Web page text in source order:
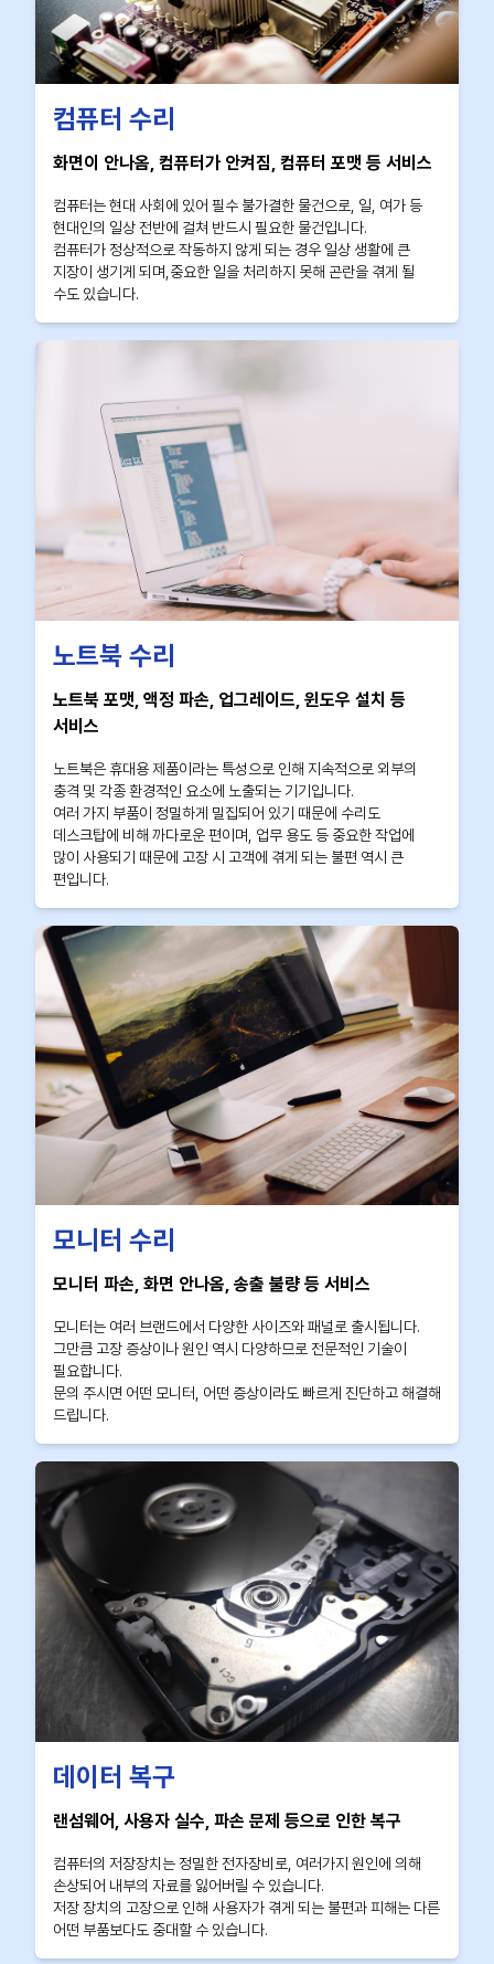
컴퓨터 수리
화면이 안나옴, 컴퓨터가 안켜짐, 컴퓨터 포맷 등 서비스
컴퓨터는 현대 사회에 있어 필수 불가결한 물건으로, 일, 여가 등
현대인의 일상 전반에 걸쳐 반드시 필요한 물건입니다.
컴퓨터가 정상적으로 작동하지 않게 되는 경우 일상 생활에 큰
지장이 생기게 되며,중요한 일을 처리하지 못해 곤란을 겪게 될
수도 있습니다.
노트북 수리
노트북 포맷, 액정 파손, 업그레이드, 윈도우 설치 등
서비스
노트북은 휴대용 제품이라는 특성으로 인해 지속적으로 외부의
충격 및 각종 환경적인 요소에 노출되는 기기입니다.
여러 가지 부품이 정밀하게 밀집되어 있기 때문에 수리도
데스크탑에 비해 까다로운 편이며, 업무 용도 등 중요한 작업에
많이 사용되기 때문에 고장 시 고객에 겪게 되는 불편 역시 큰
편입니다.
모니터 수리
모니터 파손, 화면 안나옴, 송출 불량 등 서비스
모니터는 여러 브랜드에서 다양한 사이즈와 패널로 출시됩니다.
그만큼 고장 증상이나 원인 역시 다양하므로 전문적인 기술이
필요합니다.
문의 주시면 어떤 모니터, 어떤 증상이라도 빠르게 진단하고 해결해
드립니다.
데이터 복구
랜섬웨어, 사용자 실수, 파손 문제 등으로 인한 복구
컴퓨터의 저장장치는 정밀한 전자장비로, 여러가지 원인에 의해
손상되어 내부의 자료를 잃어버릴 수 있습니다.
저장 장치의 고장으로 인해 사용자가 겪게 되는 불편과 피해는 다른
어떤 부품보다도 중대할 수 있습니다.